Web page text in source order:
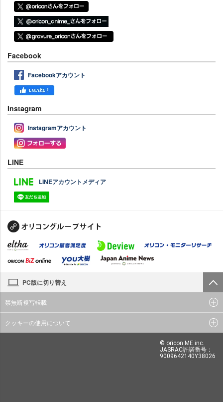
Facebook
Facebookアカウント
Instagram
Instagramアカウント
LINE
LINEアカウントメディア
PC版に切り替え
禁無断複写転載
クッキーの使用について
© oricon ME inc.
JASRAC許諾番号：
9009642140Y38026